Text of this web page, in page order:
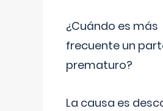
¿Cuándo es más
frecuente un
prematuro?
La causa es